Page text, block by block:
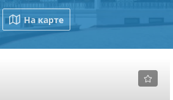
На карте